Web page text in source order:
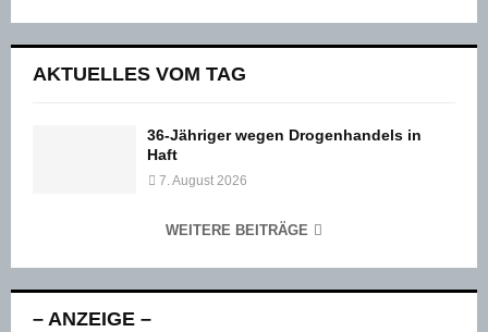
AKTUELLES VOM TAG
36-Jähriger wegen Drogenhandels in
Haft
7. August 2026
WEITERE BEITRÄGE
– ANZEIGE –